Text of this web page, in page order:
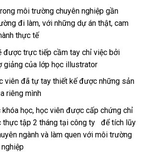
môi trường chuyên nghiệp gần
đi làm, với những dự án thật, cam
thực tế
được trực tiếp cầm tay chỉ việc bởi
giảng của lớp học illustrator
viên đã tự tay thiết kế được những sản
riêng mình
khóa học, học viên được cấp chứng chỉ
thực tập 2 tháng tại công ty đểtích lũy
ngành và làm quen với môi trường